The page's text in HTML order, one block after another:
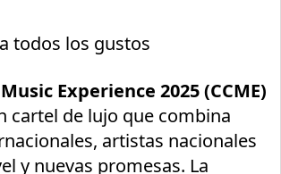
todos los gustos
Experience 2025 (CCME)
cartel de lujo que combina
artistas nacionales
y nuevas promesas. La